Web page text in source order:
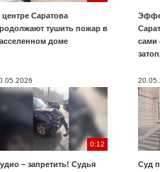
центре Саратова
тушить пожар в
доме
сами
0:12
– запретить! Судья
Суд